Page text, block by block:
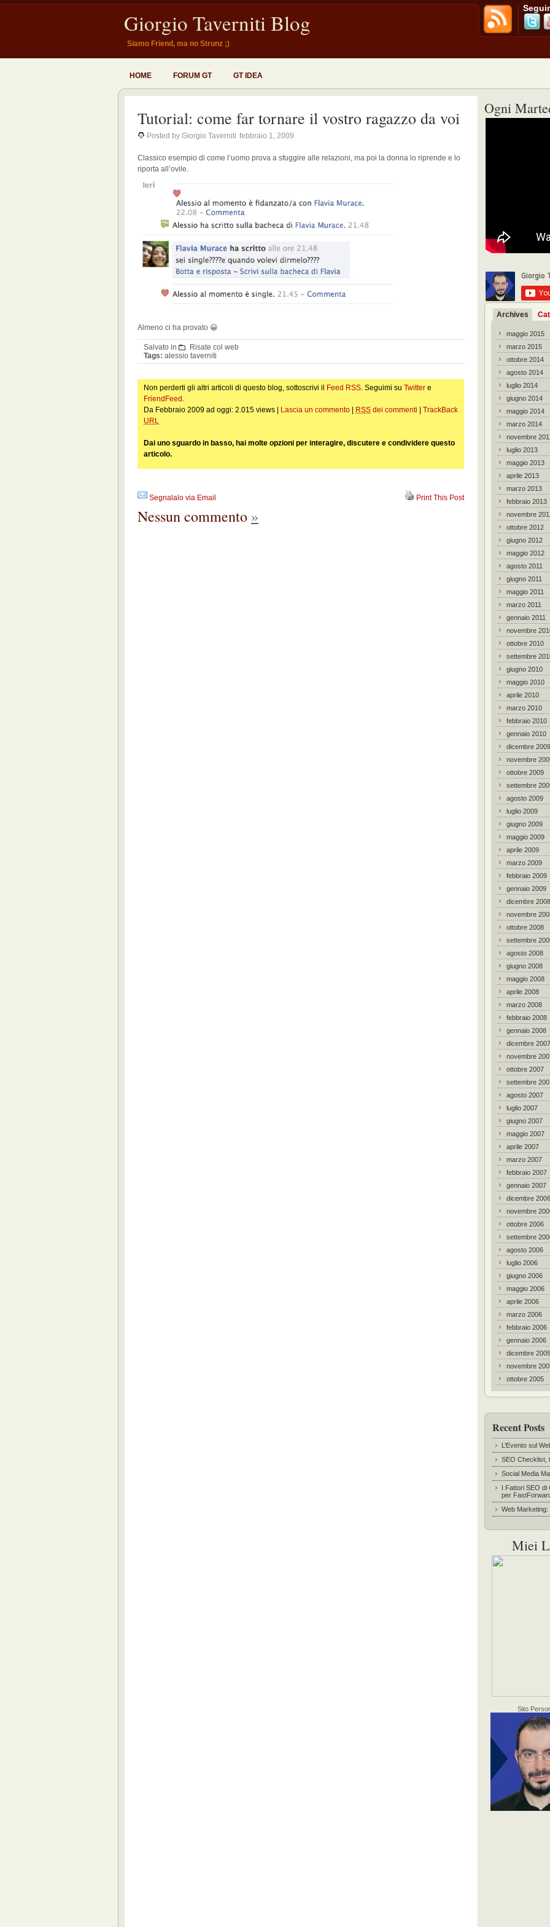
Giorgio Taverniti Blog
Siamo Friend, ma no Strunz ;)
HOME FORUM GT GT IDEA
Tutorial: come far tornare il vostro ragazzo da voi
Posted by Giorgio Taverniti febbraio 1, 2009
Classico esempio di come l’uomo prova a sfuggire alle relazioni, ma poi la donna lo riprende e lo
riporta all’ovile.
Almeno ci ha provato 😀
Salvato in
Risate col web
Tags: alessio taverniti
Non perderti gli altri articoli di questo blog, sottoscrivi il Feed RSS. Seguimi su Twitter e
FriendFeed .
Da Febbraio 2009 ad oggi: 2.015 views |
Lascia un commento RSS dei commenti
TrackBack
URL
Dai uno sguardo in basso, hai molte opzioni per interagire, discutere e condividere questo
articolo.
Segnalalo via Email Print This Post
Nessun commento »
Ogni
Archives
maggio 2015
marzo 2015
ottobre 2014
agosto 2014
luglio 2014
giugno 2014
maggio 2014
marzo 2014
novembre
luglio 2013
maggio 2013
aprile 2013
marzo 2013
febbraio 2013
novembre
ottobre 2012
giugno 2012
maggio 2012
agosto 2011
giugno 2011
maggio 2011
marzo 2011
gennaio 2011
novembre
ottobre 2010
settembre
giugno 2010
maggio 2010
aprile 2010
marzo 2010
febbraio 2010
gennaio 2010
dicembre 2009
novembre
ottobre 2009
settembre
agosto 2009
luglio 2009
giugno 2009
maggio 2009
aprile 2009
marzo 2009
febbraio 2009
gennaio 2009
dicembre 2008
novembre
ottobre 2008
settembre
agosto 2008
giugno 2008
maggio 2008
aprile 2008
marzo 2008
febbraio 2008
gennaio 2008
dicembre 2007
novembre
ottobre 2007
settembre
agosto 2007
luglio 2007
giugno 2007
maggio 2007
aprile 2007
marzo 2007
febbraio 2007
gennaio 2007
dicembre 2006
novembre
ottobre 2006
settembre
agosto 2006
luglio 2006
giugno 2006
maggio 2006
aprile 2006
marzo 2006
febbraio 2006
gennaio 2006
dicembre 2005
novembre
ottobre 2005
Recent Posts
L’Evento sul
SEO Checklist,
Social Media
I Fattori SEO di
per
Web Marketing:
Miei
Sito